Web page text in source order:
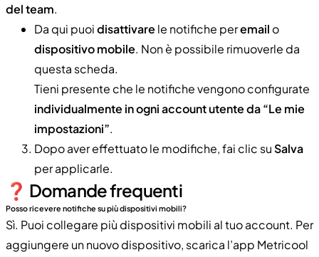
del team.
Da qui puoidisattivare le notifiche peremail o
dispositivo mobile. Non è possibile rimuoverle da
questa scheda.
Tieni presente che le notifiche vengono configurate
individualmente in ogni account utente da “Le mie
impostazioni”.
Dopo aver effettuato le modifiche, fai clic su Salva
per applicarle.
❓​ Domande frequenti
Posso ricevere notifiche su più dispositivi mobili?
Sì. Puoi collegare più dispositivi mobili al tuo account. Per
aggiungere un nuovo dispositivo, scarica l’app Metricool